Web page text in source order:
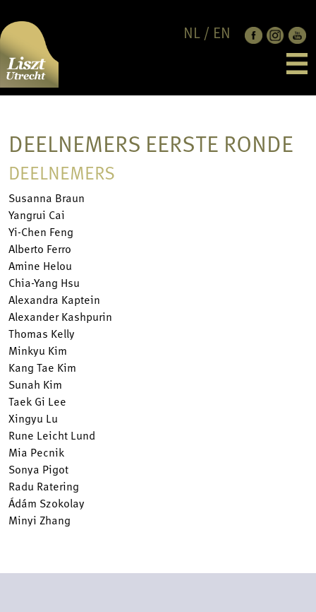
NL / EN
JUBILEUMCONCERT
JURY
RULES & REGULATION
OVER
CONTACT
LISZT UTRECHT
STEUN ONS
DEELNEMERS EERSTE RONDE
DEELNEMERS
Susanna Braun
Yangrui Cai
Yi-Chen Feng
Alberto Ferro
Amine Helou
Chia-Yang Hsu
Alexandra Kaptein
Alexander Kashpurin
Thomas Kelly
Minkyu Kim
Kang Tae Kim
Sunah Kim
Taek Gi Lee
Xingyu Lu
Rune Leicht Lund
Mia Pecnik
Sonya Pigot
Radu Ratering
Ádám Szokolay
Minyi Zhang